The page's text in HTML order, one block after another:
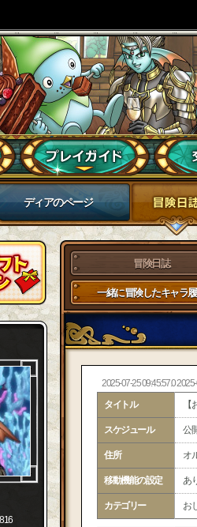
ディアのページ
冒険日誌
一緒に冒険したキャラ
2025-07-25 09:45:57.0
タイトル
スケジュール 公
住所 オ
移動機能の設定 あ
カテゴリー お